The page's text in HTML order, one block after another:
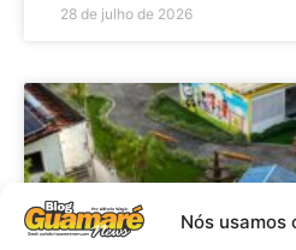
Nós usamos
28 de julho de 2026